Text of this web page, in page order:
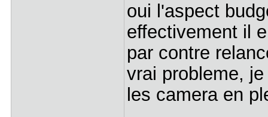
oui l'aspect
effectivement il
par contre
vrai probleme,
les camera en